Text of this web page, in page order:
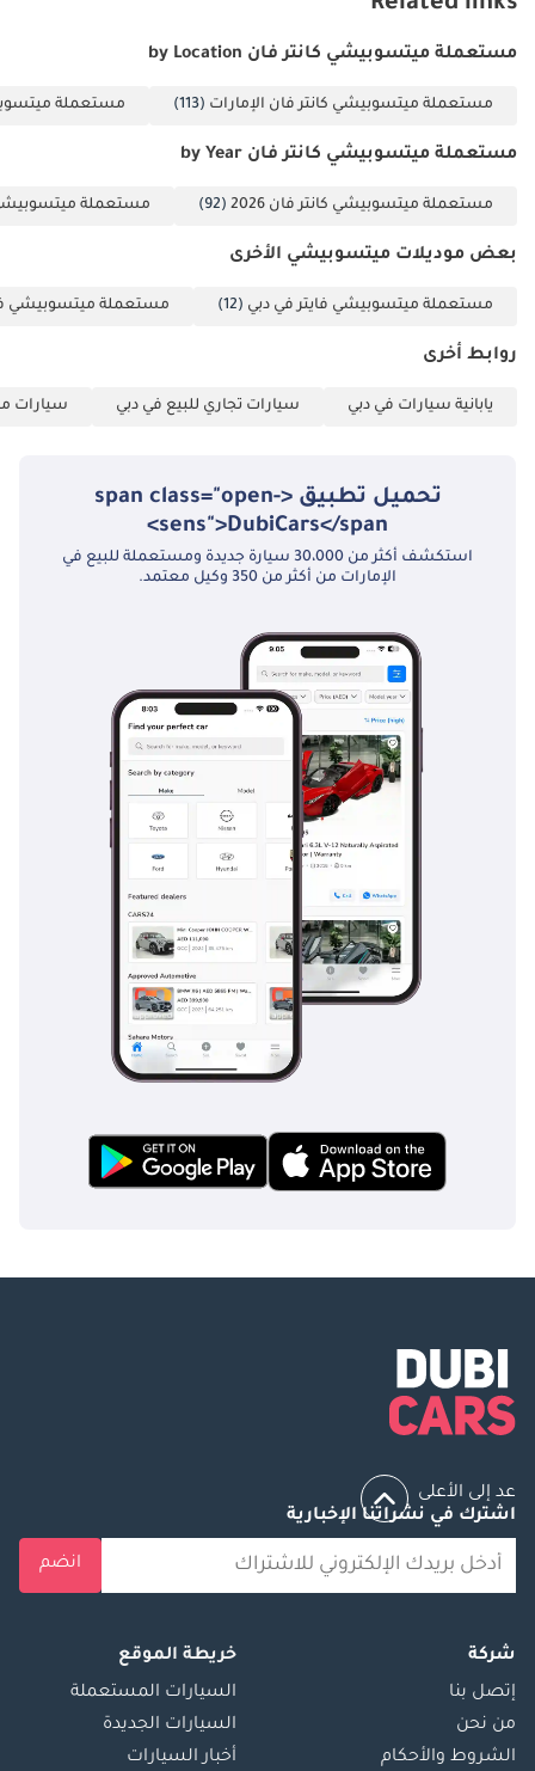
مستعملة ميتسوبيشي كانتر فان by Location
مستعملة ميتسوبيشي كانتر فان الإمارات (113) مستعملة
مستعملة ميتسوبيشي كانتر فان by Year
مستعملة ميتسوبيشي كانتر فان 2026 (92) مستعملة ميتسوبيشي
بعض موديلات ميتسوبيشي الأخرى
مستعملة ميتسوبيشي فايتر في دبي (12) مستعملة ميتسوبيشي
روابط أخرى
يابانية سيارات في دبي سيارات تجاري للبيع في دبي سيارات
تحميل تطبيق <span class="open-
sens">DubiCars</span>
استكشف أكثر من 30،000 سيارة جديدة ومستعملة للبيع في
الإمارات من أكثر من 350 وكيل معتمد.
عد إلى الأعلى
اشترك في نشراتنا الإخبارية
انضم
شركة
إتصل بنا
من نحن
الشروط والأحكام
خريطة الموقع
السيارات المستعملة
السيارات الجديدة
أخبار السيارات